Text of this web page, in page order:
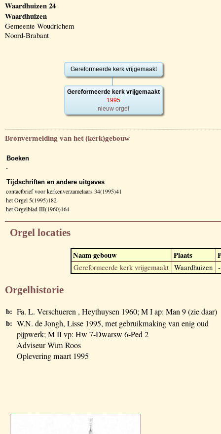
Waardhuizen 24
Waardhuizen
Gemeente Woudrichem
Noord-Brabant
Gereformeerde kerk vrijgemaakt
Gereformeerde kerk vrijgemaakt
1995
nieuw orgel
Bronvermelding van het (kerk)gebouw
Boeken
-
Tijdschriften en andere uitgaves
contactbrief voor kerkenverzamelaars 34(1995)41
het Orgel 5(1995)182
het Orgelblad III(1960)164
Orgel locaties
Naam gebouw Plaats
Gereformeerde kerk vrijgemaakt Waardhuizen -
Orgelhistorie
b: Fa. L. Verschueren , Heythuysen 1960; M I ap: Man 9 (zie daar)
b: W.N. de Jongh, Lisse 1995, met gebruikmaking van enig oud
pijpwerk; M II vp: Hw 7-Dwarsw 6-Ped 2
Adviseur Wim Roos
Oplevering maart 1995